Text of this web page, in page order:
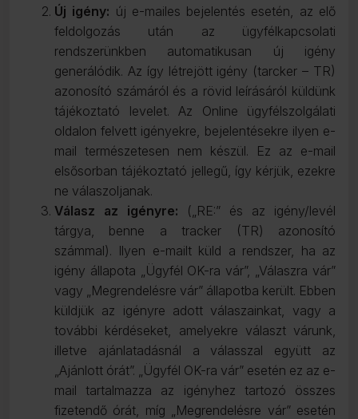
Új igény: új e-mailes bejelentés esetén, az elő
feldolgozás után az ügyfélkapcsolati
rendszerünkben automatikusan új igény
generálódik. Az így létrejött igény (tarcker – TR)
azonosító számáról és a rövid leírásáról küldünk
tájékoztató levelet. Az Online ügyfélszolgálati
oldalon felvett igényekre, bejelentésekre ilyen e-
mail természetesen nem készül. Ez az e-mail
elsősorban tájékoztató jellegű, így kérjük, ezekre
ne válaszoljanak.
Válasz az igényre: („RE:” és az igény/levél
tárgya, benne a tracker (TR) azonosító
számmal). Ilyen e-mailt küld a rendszer, ha az
igény állapota „Ügyfél OK-ra vár”, „Válaszra vár”
vagy „Megrendelésre vár” állapotba került. Ebben
küldjük az igényre adott válaszainkat, vagy a
további kérdéseket, amelyekre választ várunk,
illetve ajánlatadásnál a válasszal együtt az
„Ajánlott órát”. „Ügyfél OK-ra vár” esetén ez az e-
mail tartalmazza az igényhez tartozó összes
fizetendő órát, míg „Megrendelésre vár” esetén